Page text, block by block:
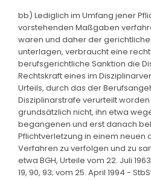
bb) Lediglich im Umfang jener
vorstehenden Maßgaben
waren und daher der
unterlagen, verbraucht eine
berufsgerichtliche Sanktion die
Rechtskraft eines im
Urteils, durch das der
Disziplinarstrafe verurteilt
grundsätzlich nicht, ihn etwa
begangenen und erst danach
Pflichtverletzung in einem neuen
Verfahren zu verfolgen und zu
etwa BGH, Urteile vom 22. Juli
19, 90, 93; vom 25. April 1994 -